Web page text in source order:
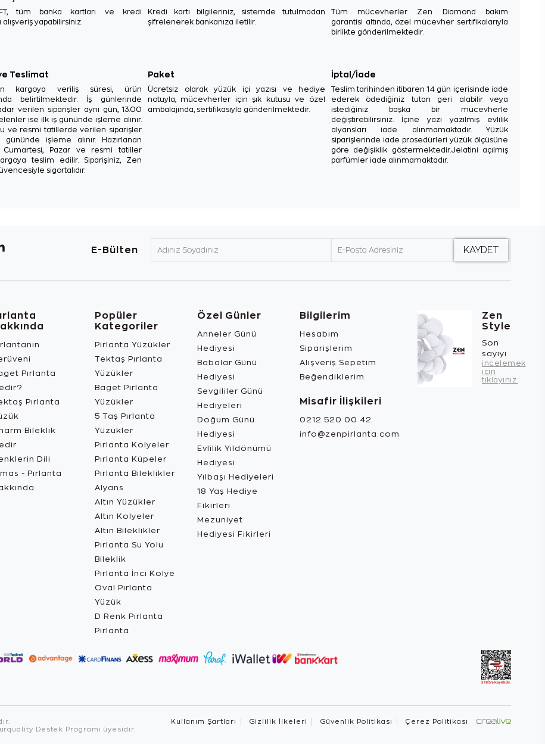
tüm banka kartları ve kredi
alışveriş yapabilirsiniz.
Kredi kartı bilgileriniz, sistemde tutulmadan
şifrelenerek bankanıza iletilir.
Tüm mücevherler Zen Diamond bakım
garantisi altında, özel mücevher sertifikalarıyla
birlikte gönderilmektedir.
Teslimat
kargoya veriliş süresi, ürün
belirtilmektedir. İş günlerinde
verilen siparişler aynı gün, 13.00
ise ilk iş gününde işleme alınır.
ve resmi tatillerde verilen siparişler
işleme alınır. Hazırlanan
Cumartesi, Pazar ve resmi tatiller
teslim edilir. Siparişiniz, Zen
sigortalıdır.
Paket
Ücretsiz olarak yüzük içi yazısı ve hediye
notuyla, mücevherler için şık kutusu ve özel
ambalajında, sertifikasıyla gönderilmektedir.
İptal/İade
Teslim tarihinden itibaren 14 gün içerisinde iade
ederek ödediğiniz tutarı geri alabilir veya
istediğiniz başka bir mücevherle
değiştirebilirsiniz. İçine yazı yazılmış evlilik
alyansları iade alınmamaktadır. Yüzük
siparişlerinde iade prosedürleri yüzük ölçüsüne
göre değişiklik göstermektedir.Jelatini açılmış
parfümler iade alınmamaktadır.
E-Bülten
Pırlanta
Pırlanta
Bileklik
Dili
- Pırlanta
Popüler
Kategoriler
Pırlanta Yüzükler
Tektaş Pırlanta
Yüzükler
Baget Pırlanta
Yüzükler
5 Taş Pırlanta
Yüzükler
Pırlanta Kolyeler
Pırlanta Küpeler
Pırlanta Bileklikler
Alyans
Altın Yüzükler
Altın Kolyeler
Altın Bileklikler
Pırlanta Su Yolu
Bileklik
Pırlanta İnci Kolye
Oval Pırlanta
Yüzük
D Renk Pırlanta
Pırlanta
Özel Günler
Anneler Günü
Hediyesi
Babalar Günü
Hediyesi
Sevgililer Günü
Hediyeleri
Doğum Günü
Hediyesi
Evlilik Yıldönümü
Hediyesi
Yılbaşı Hediyeleri
18 Yaş Hediye
Fikirleri
Mezuniyet
Hediyesi Fikirleri
Bilgilerim
Hesabım
Siparişlerim
Alışveriş Sepetim
Beğendiklerim
Misafir İlişkileri
0212 520 00 42
info@zenpirlanta.com
Zen
Style
Son
sayıyı
incelemek
için
tıklayınız.
Destek Programı üyesidir.
Kullanım Şartları Gizlilik İlkeleri Güvenlik Politikası Çerez Politikası